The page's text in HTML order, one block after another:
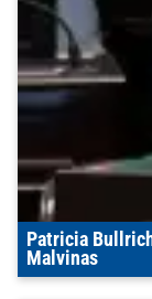
Patricia
Malvinas